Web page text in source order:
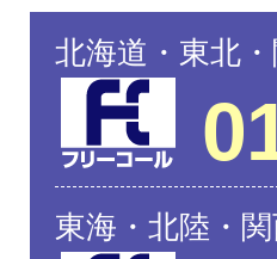
北海道・東北
東海・北陸・